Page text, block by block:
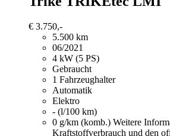
€ 3.750,-
5.500 km
06/2021
4 kW (5 PS)
Gebraucht
1 Fahrzeughalter
Automatik
Elektro
- (l/100 km)
0 g/km (komb.) Weitere
Kraftstoffverbrauch und den